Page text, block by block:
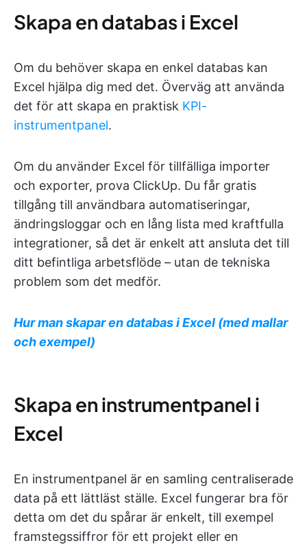
Skapa en databas i Excel
Om du behöver skapa en enkel databas kan
Excel hjälpa dig med det. Överväg att använda
det för att skapa en praktisk KPI-
instrumentpanel.
Om du använder Excel för tillfälliga importer
och exporter, prova ClickUp. Du får gratis
tillgång till användbara automatiseringar,
ändringsloggar och en lång lista med kraftfulla
integrationer, så det är enkelt att ansluta det till
ditt befintliga arbetsflöde – utan de tekniska
problem som det medför.
Hur man skapar en databas i Excel (med mallar
och exempel)
Skapa en instrumentpanel i
Excel
En instrumentpanel är en samling centraliserade
data på ett lättläst ställe. Excel fungerar bra för
detta om det du spårar är enkelt, till exempel
framstegssiffror för ett projekt eller en